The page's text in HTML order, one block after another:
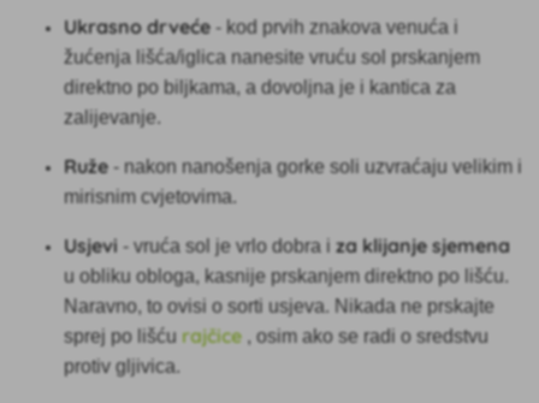
Ukrasno drveće- kod prvih znakova venuća i
žućenja lišća/iglica nanesite vruću sol prskanjem
direktno po biljkama, a dovoljna je i kantica za
zalijevanje.
Ruže- nakon nanošenja gorke soli uzvraćaju velikim i
mirisnim cvjetovima.
Usjevi - vruća sol je vrlo dobra iza klijanje sjemena
u obliku obloga, kasnije prskanjem direktno po lišću.
Naravno, to ovisi o sorti usjeva. Nikada ne prskajte
sprej po lišćurajčice , osim ako se radi o sredstvu
protiv gljivica.